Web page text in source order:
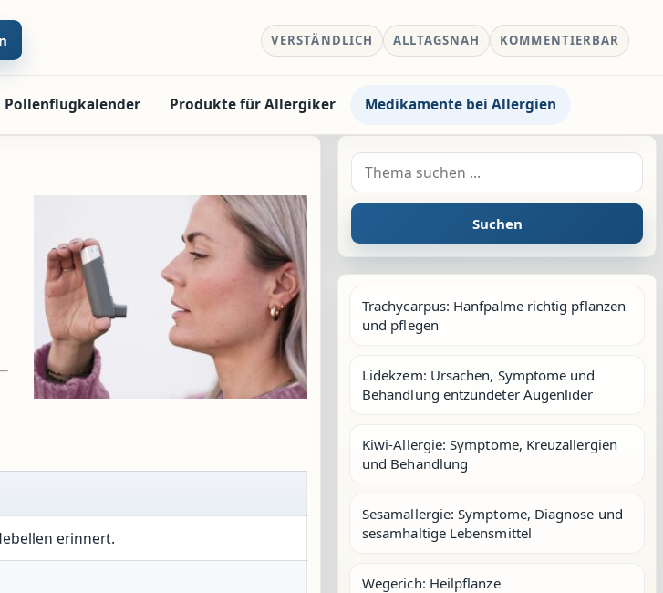
VERSTÄNDLICH ALLTAGSNAH KOMMENTIERBAR
Pollenflugkalender Produkte für Allergiker Medikamente bei Allergien
erinnert.
Suche nach:
Suchen
Trachycarpus: Hanfpalme richtig pflanzen
und pflegen
Lidekzem: Ursachen, Symptome und
Behandlung entzündeter Augenlider
Kiwi-Allergie: Symptome, Kreuzallergien
und Behandlung
Sesamallergie: Symptome, Diagnose und
sesamhaltige Lebensmittel
Wegerich: Heilpflanze